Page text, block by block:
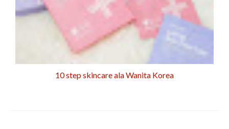
10 step skincare ala Wanita Korea